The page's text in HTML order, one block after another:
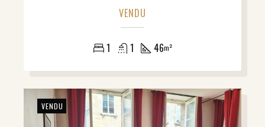
VENDU
1 1 46m²
VENDU